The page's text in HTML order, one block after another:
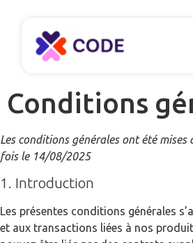
Conditions
Les conditions générales ont été
fois le 14/08/2025
1. Introduction
Les présentes conditions générales
et aux transactions liées à nos